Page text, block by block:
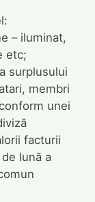
– iluminat,
etc;
surplusului
membri
unei
facturii
lună a